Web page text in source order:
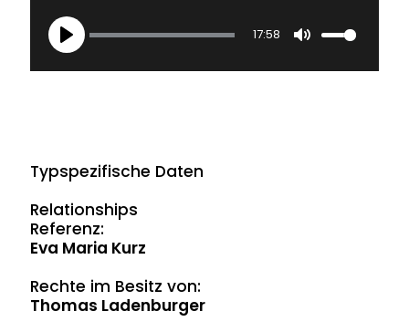
Play
17:58
Typspezifische Daten
Relationships
Referenz:
Eva Maria Kurz
Rechte im Besitz von:
Thomas Ladenburger